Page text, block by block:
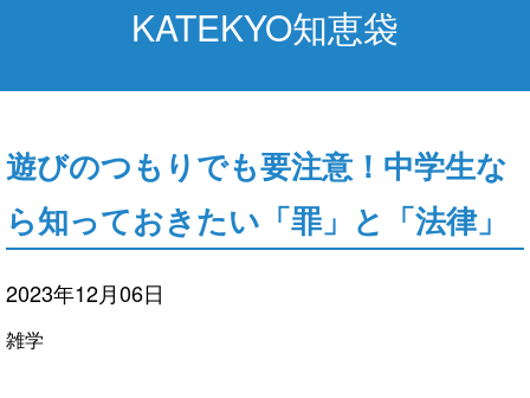
KATEKYO知恵袋
遊びのつもりでも要注意！中学生な
ら知っておきたい「罪」と「法律」
2023年12月06日
雑学